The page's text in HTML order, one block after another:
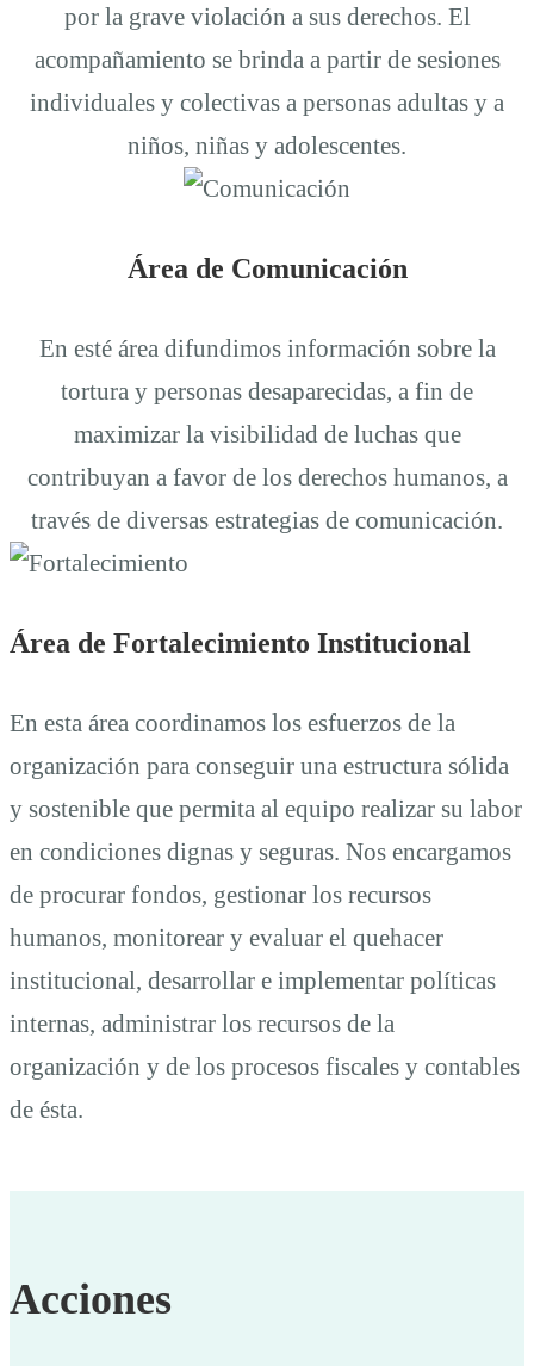
por la grave violación a sus derechos. El
acompañamiento se brinda a partir de sesiones
individuales y colectivas a personas adultas y a
niños, niñas y adolescentes.
Área de Comunicación
En esté área difundimos información sobre la
tortura y personas desaparecidas, a fin de
maximizar la visibilidad de luchas que
contribuyan a favor de los derechos humanos, a
través de diversas estrategias de comunicación.
Área de Fortalecimiento Institucional
En esta área coordinamos los esfuerzos de la
organización para conseguir una estructura sólida
y sostenible que permita al equipo realizar su labor
en condiciones dignas y seguras. Nos encargamos
de procurar fondos, gestionar los recursos
humanos, monitorear y evaluar el quehacer
institucional, desarrollar e implementar políticas
internas, administrar los recursos de la
organización y de los procesos fiscales y contables
de ésta.
Acciones